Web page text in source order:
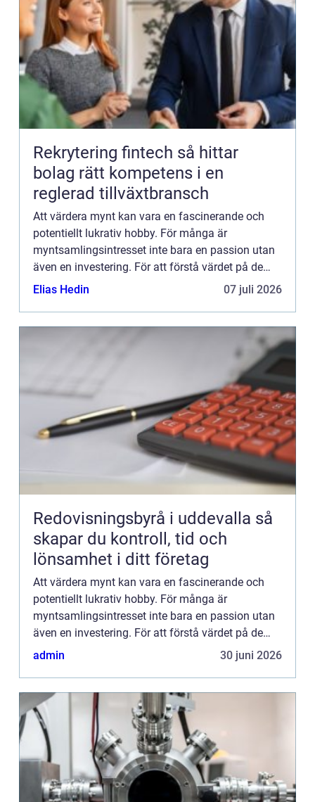
Rekrytering fintech så hittar
bolag rätt kompetens i en
reglerad tillväxtbransch
Att värdera mynt kan vara en fascinerande och
potentiellt lukrativ hobby. För många är
myntsamlingsintresset inte bara en passion utan
även en investering. För att förstå värdet på de
mynt som man ...
Elias Hedin 07 juli 2026
Redovisningsbyrå i uddevalla så
skapar du kontroll, tid och
lönsamhet i ditt företag
Att värdera mynt kan vara en fascinerande och
potentiellt lukrativ hobby. För många är
myntsamlingsintresset inte bara en passion utan
även en investering. För att förstå värdet på de
mynt som man ...
admin 30 juni 2026